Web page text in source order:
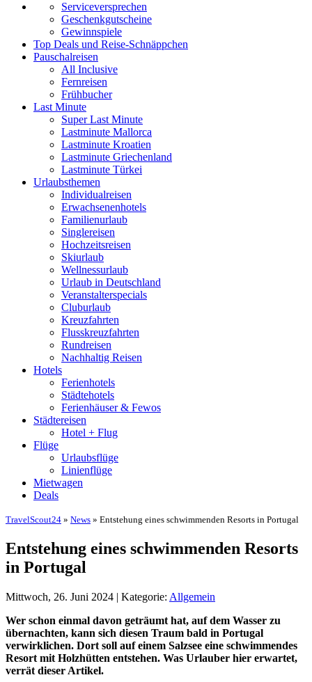
Serviceversprechen
Geschenkgutscheine
Gewinnspiele
Top Deals und Reise-Schnäppchen
Pauschalreisen
All Inclusive
Fernreisen
Frühbucher
Last Minute
Super Last Minute
Lastminute Mallorca
Lastminute Kroatien
Lastminute Griechenland
Lastminute Türkei
Urlaubsthemen
Individualreisen
Erwachsenenhotels
Familienurlaub
Singlereisen
Hochzeitsreisen
Skiurlaub
Wellnessurlaub
Urlaub in Deutschland
Veranstalterspecials
Cluburlaub
Kreuzfahrten
Flusskreuzfahrten
Rundreisen
Nachhaltig Reisen
Hotels
Ferienhotels
Städtehotels
Ferienhäuser & Fewos
Städtereisen
Hotel + Flug
Flüge
Urlaubsflüge
Linienflüge
Mietwagen
Deals
TravelScout24 » News » Entstehung eines schwimmenden Resorts in Portugal
Entstehung eines schwimmenden Resorts
in Portugal
Mittwoch, 26. Juni 2024 | Kategorie: Allgemein
Wer schon einmal davon geträumt hat, auf dem Wasser zu
übernachten, kann sich diesen Traum bald in Portugal
verwirklichen. Dort soll auf einem Salzsee eine schwimmendes
Resort mit Holzhütten entstehen. Was Urlauber hier erwartet,
verrät dieser Artikel.